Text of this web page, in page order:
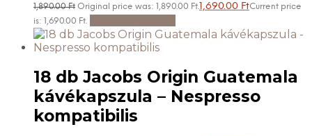
1,890.00Ft Original price was: 1,890.00 Ft.1,690.00 FtCurrent price
is: 1,690.00 Ft.
18 db Jacobs Origin Guatemala
kávékapszula – Nespresso
kompatibilis